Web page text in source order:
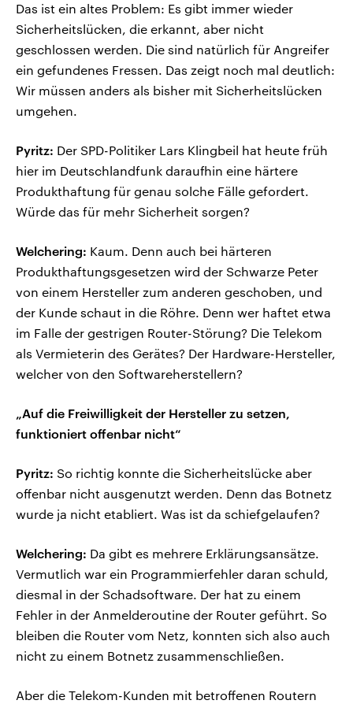
Das ist ein altes Problem: Es gibt immer wieder
Sicherheitslücken, die erkannt, aber nicht
geschlossen werden. Die sind natürlich für Angreifer
ein gefundenes Fressen. Das zeigt noch mal deutlich:
Wir müssen anders als bisher mit Sicherheitslücken
umgehen.
Pyritz: Der SPD-Politiker Lars Klingbeil hat heute früh
hier im Deutschlandfunk daraufhin eine härtere
Produkthaftung für genau solche Fälle gefordert.
Würde das für mehr Sicherheit sorgen?
Welchering: Kaum. Denn auch bei härteren
Produkthaftungsgesetzen wird der Schwarze Peter
von einem Hersteller zum anderen geschoben, und
der Kunde schaut in die Röhre. Denn wer haftet etwa
im Falle der gestrigen Router-Störung? Die Telekom
als Vermieterin des Gerätes? Der Hardware-Hersteller,
welcher von den Softwareherstellern?
„Auf die Freiwilligkeit der Hersteller zu setzen,
funktioniert offenbar nicht“
Pyritz: So richtig konnte die Sicherheitslücke aber
offenbar nicht ausgenutzt werden. Denn das Botnetz
wurde ja nicht etabliert. Was ist da schiefgelaufen?
Welchering: Da gibt es mehrere Erklärungsansätze.
Vermutlich war ein Programmierfehler daran schuld,
diesmal in der Schadsoftware. Der hat zu einem
Fehler in der Anmelderoutine der Router geführt. So
bleiben die Router vom Netz, konnten sich also auch
nicht zu einem Botnetz zusammenschließen.
Aber die Telekom-Kunden mit betroffenen Routern